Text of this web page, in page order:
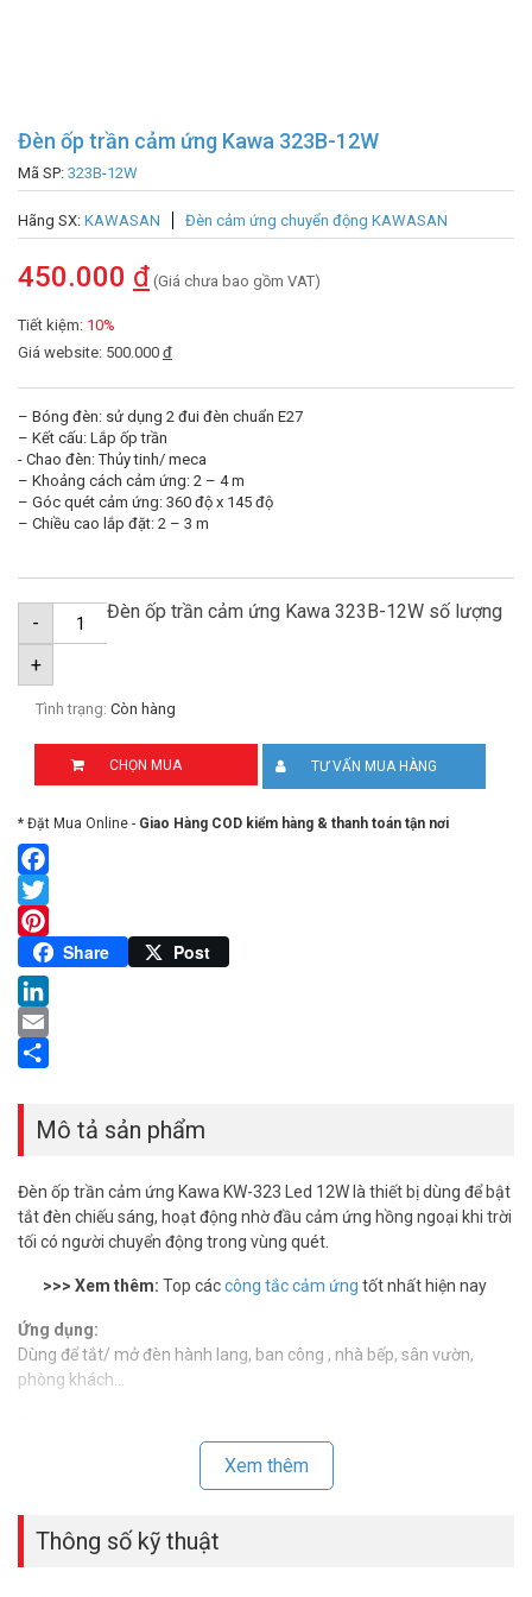
Đèn ốp trần cảm ứng Kawa 323B-12W
Mã SP: 323B-12W
Hãng SX: KAWASAN Đèn cảm ứng chuyển động KAWASAN
450.000 đ (Giá chưa bao gồm VAT)
Tiết kiệm: 10%
Giá website: 500.000 đ
– Bóng đèn: sử dụng 2 đui đèn chuẩn E27
– Kết cấu: Lắp ốp trần
​- Chao đèn: Thủy tinh/ meca
– Khoảng cách cảm ứng: 2 – 4 m
– Góc quét cảm ứng: 360 độ x 145 độ
– Chiều cao lắp đặt: 2 – 3 m
- Đèn ốp trần cảm ứng Kawa 323B-12W số lượng
+
Tình trạng: Còn hàng
CHỌN MUA TƯ VẤN MUA HÀNG
* Đặt Mua Online - Giao Hàng COD kiểm hàng & thanh toán tận nơi
Facebook
Twitter
Pinterest
Share Post
LinkedIn
Email
Mô tả sản phẩm
Đèn ốp trần cảm ứng Kawa KW-323 Led 12W là thiết bị dùng để bật
tắt đèn chiếu sáng, hoạt động nhờ đầu cảm ứng hồng ngoại khi trời
tối có người chuyển động trong vùng quét.
>>> Xem thêm: Top cáccông tắc cảm ứng tốt nhất hiện nay
Ứng dụng:
Dùng để tắt/ mở đèn hành lang, ban công , nhà bếp, sân vườn,
phòng khách…
– Nguồn: 110 -240V/AC – 50/60Hz
– Time Delay: Min.10sec±3sec / Max.7min±2min
– Rated Load: 12W
Xem thêm
Thông số kỹ thuật